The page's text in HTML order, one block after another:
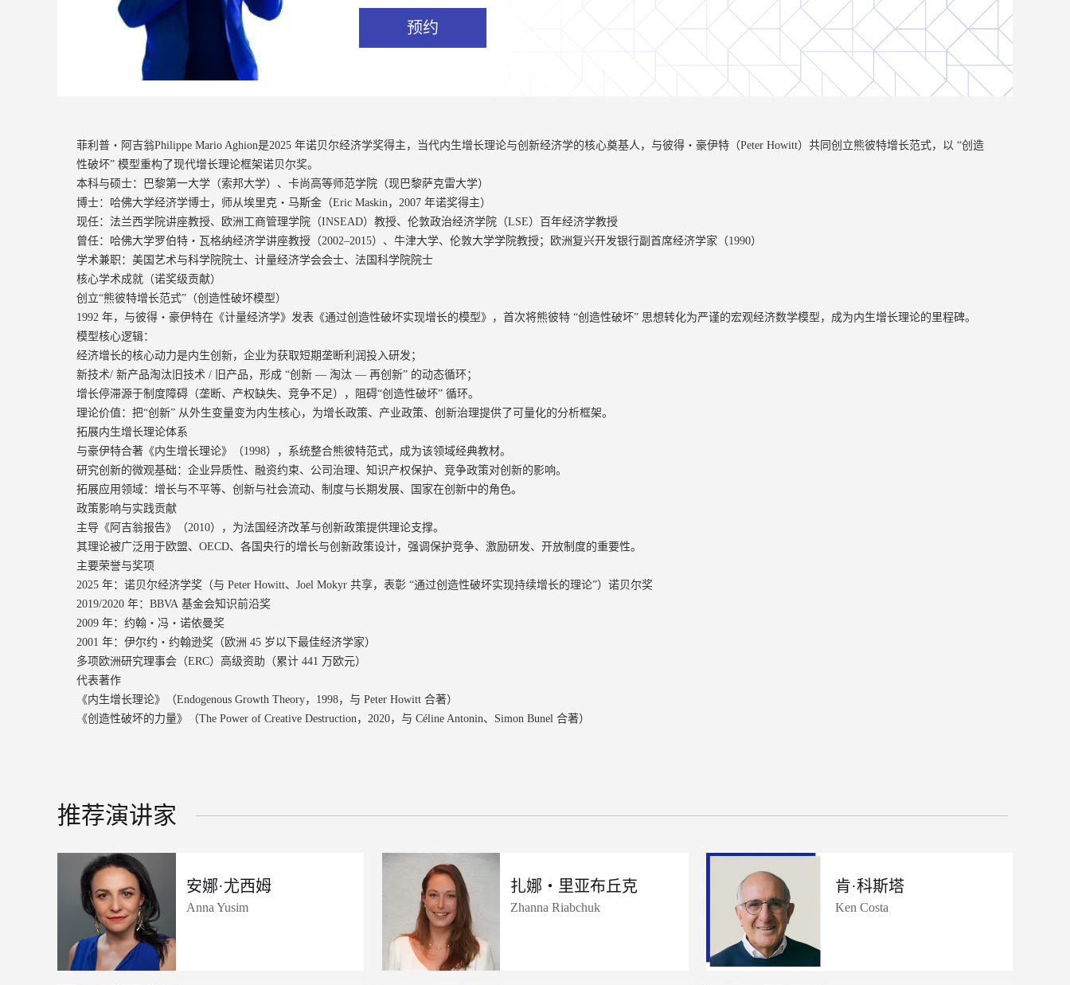
预约
菲利普・阿吉翁Philippe Mario Aghion是2025 年诺贝尔经济学奖得主，当代内生增长理论与创新经济学的核心奠基人，与彼得・豪伊特（Peter Howitt）共同创立熊彼特增长范式，以 “创造
性破坏” 模型重构了现代增长理论框架诺贝尔奖。
本科与硕士：巴黎第一大学（索邦大学）、卡尚高等师范学院（现巴黎萨克雷大学）
博士：哈佛大学经济学博士，师从埃里克・马斯金（Eric Maskin，2007 年诺奖得主）
现任：法兰西学院讲座教授、欧洲工商管理学院（INSEAD）教授、伦敦政治经济学院（LSE）百年经济学教授
曾任：哈佛大学罗伯特・瓦格纳经济学讲座教授（2002–2015）、牛津大学、伦敦大学学院教授；欧洲复兴开发银行副首席经济学家（1990）
学术兼职：美国艺术与科学院院士、计量经济学会会士、法国科学院院士
核心学术成就（诺奖级贡献）
创立“熊彼特增长范式”（创造性破坏模型）
1992 年，与彼得・豪伊特在《计量经济学》发表《通过创造性破坏实现增长的模型》，首次将熊彼特 “创造性破坏” 思想转化为严谨的宏观经济数学模型，成为内生增长理论的里程碑。
模型核心逻辑：
经济增长的核心动力是内生创新，企业为获取短期垄断利润投入研发；
新技术/ 新产品淘汰旧技术 / 旧产品，形成 “创新 — 淘汰 — 再创新” 的动态循环；
增长停滞源于制度障碍（垄断、产权缺失、竞争不足），阻碍“创造性破坏” 循环。
理论价值：把“创新” 从外生变量变为内生核心，为增长政策、产业政策、创新治理提供了可量化的分析框架。
拓展内生增长理论体系
与豪伊特合著《内生增长理论》（1998），系统整合熊彼特范式，成为该领域经典教材。
研究创新的微观基础：企业异质性、融资约束、公司治理、知识产权保护、竞争政策对创新的影响。
拓展应用领域：增长与不平等、创新与社会流动、制度与长期发展、国家在创新中的角色。
政策影响与实践贡献
主导《阿吉翁报告》（2010），为法国经济改革与创新政策提供理论支撑。
其理论被广泛用于欧盟、OECD、各国央行的增长与创新政策设计，强调保护竞争、激励研发、开放制度的重要性。
主要荣誉与奖项
2025 年：诺贝尔经济学奖（与 Peter Howitt、Joel Mokyr 共享，表彰 “通过创造性破坏实现持续增长的理论”）诺贝尔奖
2019/2020 年：BBVA 基金会知识前沿奖
2009 年：约翰・冯・诺依曼奖
2001 年：伊尔约・约翰逊奖（欧洲 45 岁以下最佳经济学家）
多项欧洲研究理事会（ERC）高级资助（累计 441 万欧元）
代表著作
《内生增长理论》（Endogenous Growth Theory，1998，与 Peter Howitt 合著）
《创造性破坏的力量》（The Power of Creative Destruction，2020，与 Céline Antonin、Simon Bunel 合著）
推荐演讲家
安娜·尤西姆
Anna Yusim
扎娜・里亚布丘克
Zhanna Riabchuk
肯·科斯塔
Ken Costa